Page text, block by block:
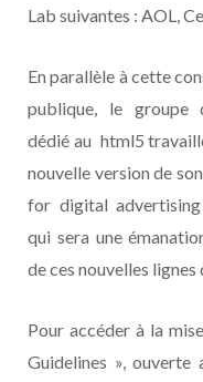
Lab suivantes : AOL,
En parallèle à cette
publique, le groupe
dédié au html5
nouvelle version de
for digital
qui sera une
de ces nouvelles
Pour accéder à la
Guidelines », ouverte